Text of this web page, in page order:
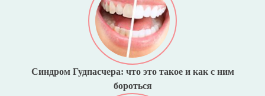
Синдром Гудпасчера: что это такое и как с ним
бороться